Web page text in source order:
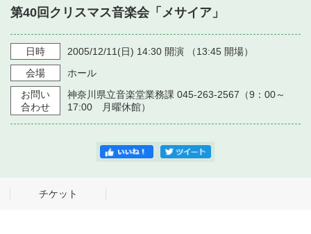
・ よくある質問
・ 施設を借りる
・ 空き状況
・ 抽選対象日
・ 利用料金
音楽堂について
・ 音楽堂のご案内
・ フロアマップ
・ 芸術参与
神奈川県立音楽堂
SNS
第40回クリスマス音楽会「メサイア」
日時 2005/12/11 (日) 14:30 開演 （13:45 開場）
会場
ホール
お問い
合わせ
神奈川県立音楽堂業務課 045-263-2567（9：00～
17:00 月曜休館）
チケット